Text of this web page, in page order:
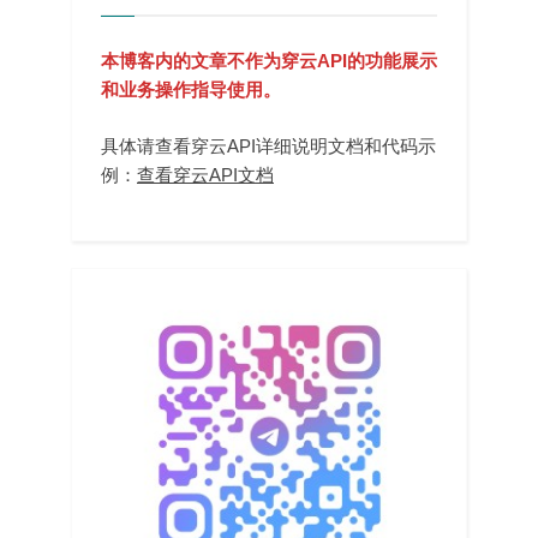
本博客内的文章不作为穿云API的功能展示
和业务操作指导使用。
具体请查看穿云API详细说明文档和代码示
例： 查看穿云API文档